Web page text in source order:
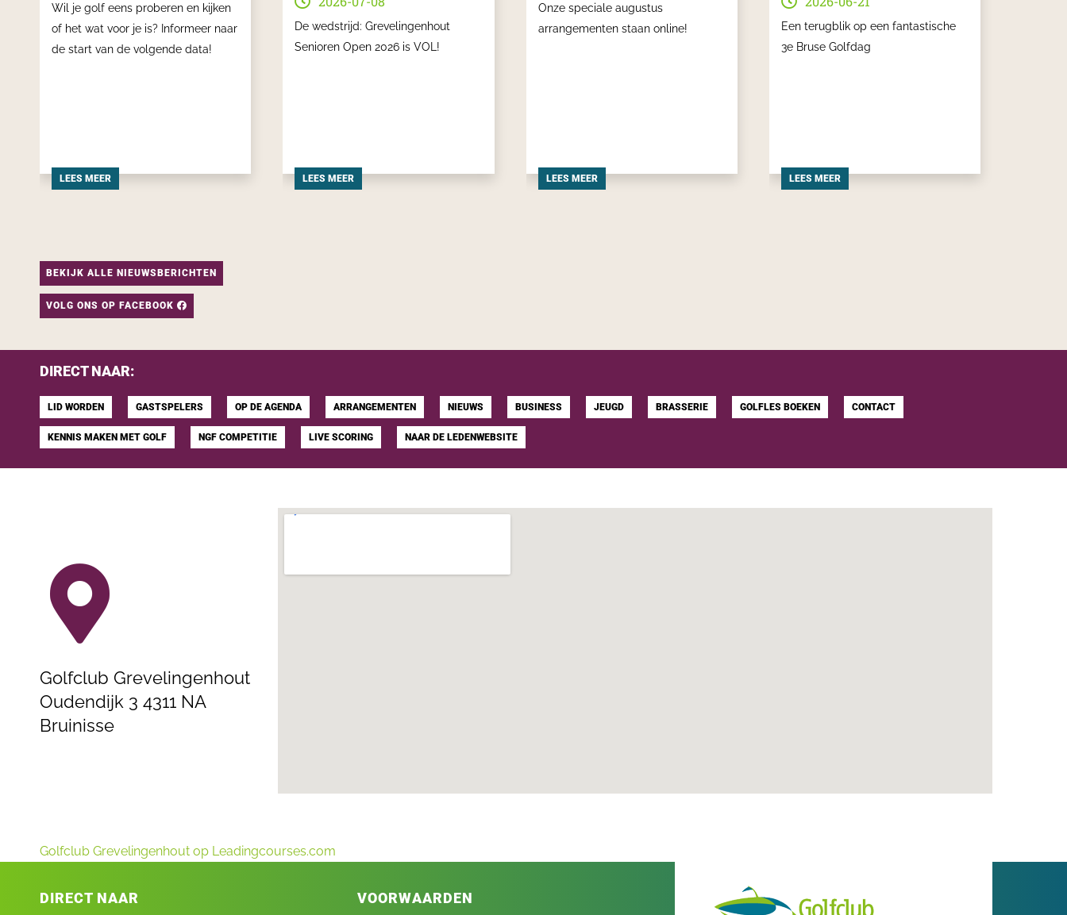
Wil je golf eens proberen en kijken
of het wat voor je is? Informeer naar
de start van de volgende data!
LEES MEER
De wedstrijd: Grevelingenhout
Senioren Open 2026 is VOL!
LEES MEER
Onze speciale augustus
arrangementen staan online!
LEES MEER
Een terugblik op een fantastische
3e Bruse Golfdag
LEES MEER
BEKIJK ALLE NIEUWSBERICHTEN
VOLG ONS OP FACEBOOK
DIRECT NAAR:
LID WORDEN GASTSPELERS OP DE AGENDA ARRANGEMENTEN NIEUWS BUSINESS JEUGD BRASSERIE GOLFLES BOEKEN CONTACT
KENNIS MAKEN MET GOLF NGF COMPETITIE LIVE SCORING NAAR DE LEDENWEBSITE
Golfclub Grevelingenhout
Oudendijk 3 4311 NA
Bruinisse
Golfclub Grevelingenhout op Leadingcourses.com
DIRECT NAAR VOORWAARDEN